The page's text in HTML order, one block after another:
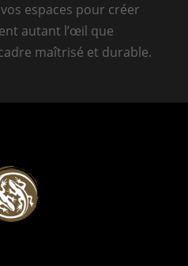
espaces pour créer
autant l’œil que
maîtrisé et durable.